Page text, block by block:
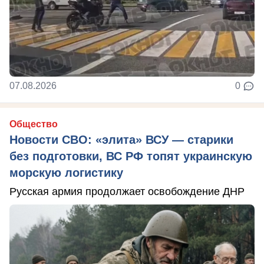
07.08.2026 0
Общество
Новости СВО: «элита» ВСУ — старики
без подготовки, ВС РФ топят украинскую
морскую логистику
Русская армия продолжает освобождение ДНР